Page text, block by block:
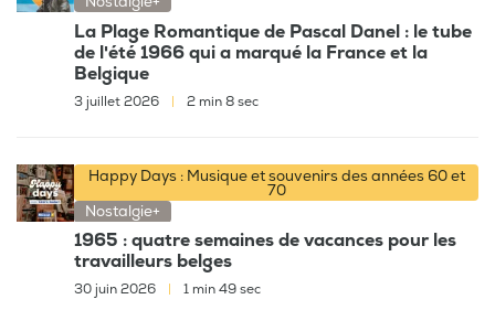
La Plage Romantique de Pascal Danel : le tube
de l'été 1966 qui a marqué la France et la
Belgique
3 juillet 2026 2 min 8 sec
Happy Days : Musique et souvenirs des années 60 et
70
Nostalgie+
1965 : quatre semaines de vacances pour les
travailleurs belges
30 juin 2026 1 min 49 sec